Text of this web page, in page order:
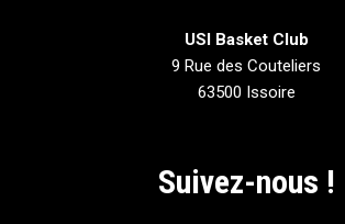
USI Basket Club
9 Rue des Couteliers
63500 Issoire
Suivez-nous !